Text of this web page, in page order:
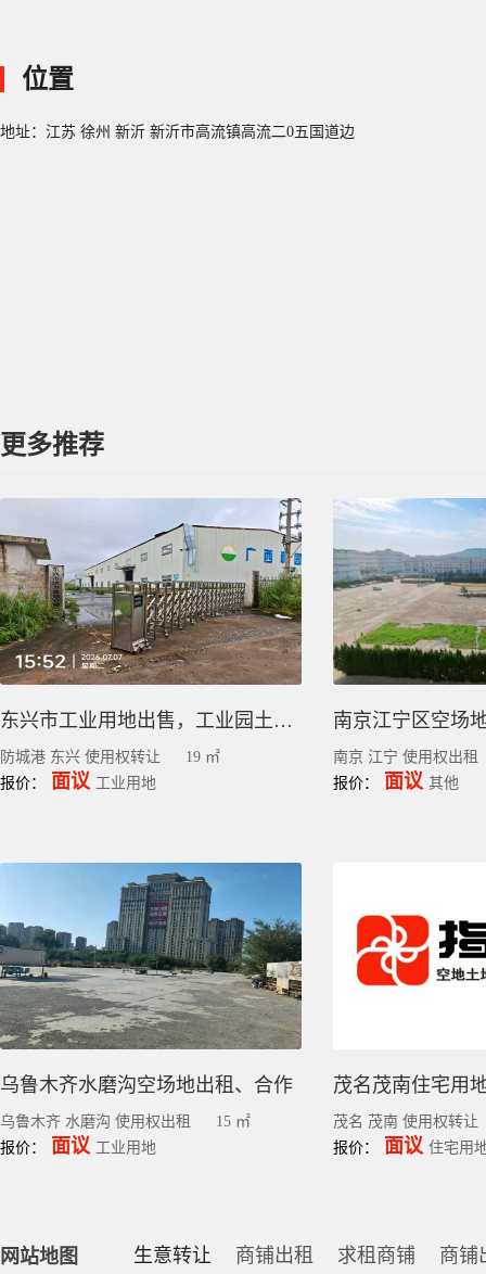
位置
地址：江苏 徐州 新沂 新沂市高流镇高流二0五国道边
更多推荐
东兴市工业用地出售，工业园土地厂房转让
防城港 东兴 使用权转让
19 ㎡
报价：
面议 工业用地
南京 江宁 使用权出租
报价：
面议 其他
乌鲁木齐水磨沟空场地出租、合作
乌鲁木齐 水磨沟 使用权出租
15 ㎡
报价：
面议 工业用地
茂名 茂南 使用权转让
报价：
面议 住宅用
网站地图 生意转让 商铺出租 求租商铺 商铺